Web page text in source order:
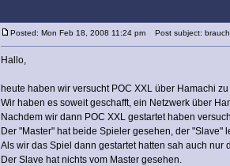
Posted: Mon Feb 18, 2008 11:24 pm Post subject:
Hallo,
heute haben wir versucht POC XXL über Hamachi
Wir haben es soweit geschafft, ein Netzwerk über
Nachdem wir dann POC XXL gestartet haben
Der "Master" hat beide Spieler gesehen, der "Slave"
Als wir das Spiel dann gestartet hatten sah auch nur
Der Slave hat nichts vom Master gesehen.